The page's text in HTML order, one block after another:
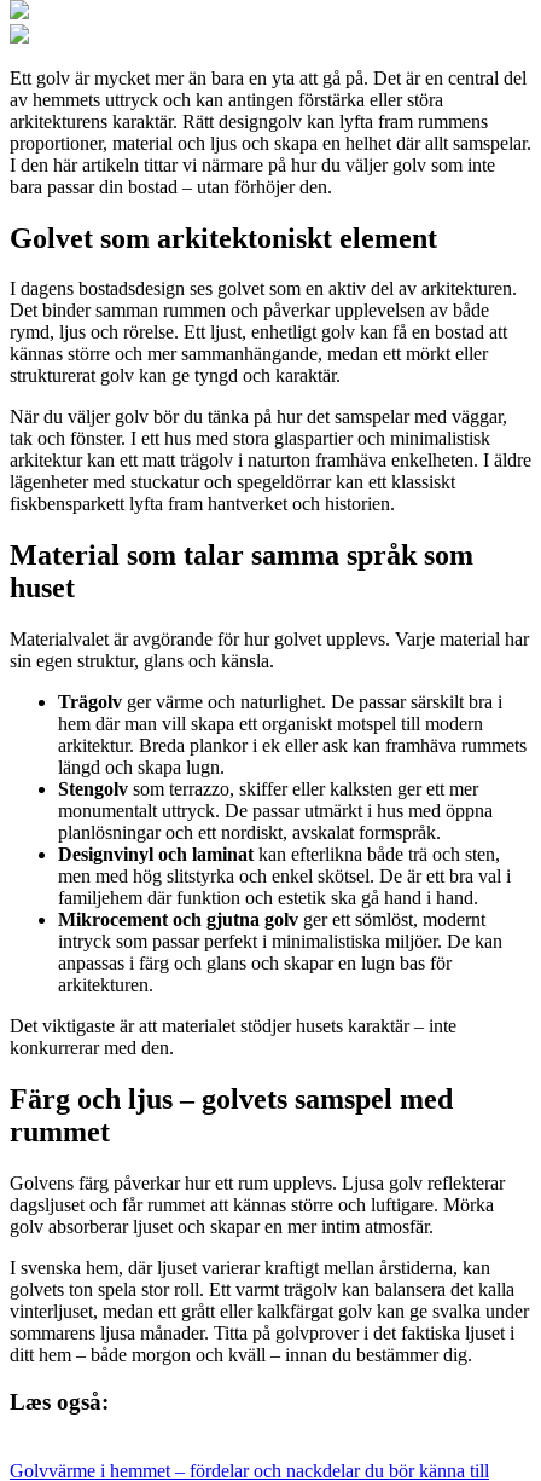
Ett golv är mycket mer än bara en yta att gå på. Det är en central del
av hemmets uttryck och kan antingen förstärka eller störa
arkitekturens karaktär. Rätt designgolv kan lyfta fram rummens
proportioner, material och ljus och skapa en helhet där allt samspelar.
I den här artikeln tittar vi närmare på hur du väljer golv som inte
bara passar din bostad – utan förhöjer den.
Golvet som arkitektoniskt element
I dagens bostadsdesign ses golvet som en aktiv del av arkitekturen.
Det binder samman rummen och påverkar upplevelsen av både
rymd, ljus och rörelse. Ett ljust, enhetligt golv kan få en bostad att
kännas större och mer sammanhängande, medan ett mörkt eller
strukturerat golv kan ge tyngd och karaktär.
När du väljer golv bör du tänka på hur det samspelar med väggar,
tak och fönster. I ett hus med stora glaspartier och minimalistisk
arkitektur kan ett matt trägolv i naturton framhäva enkelheten. I äldre
lägenheter med stuckatur och spegeldörrar kan ett klassiskt
fiskbensparkett lyfta fram hantverket och historien.
Material som talar samma språk som
huset
Materialvalet är avgörande för hur golvet upplevs. Varje material har
sin egen struktur, glans och känsla.
Trägolv ger värme och naturlighet. De passar särskilt bra i
hem där man vill skapa ett organiskt motspel till modern
arkitektur. Breda plankor i ek eller ask kan framhäva rummets
längd och skapa lugn.
Stengolv som terrazzo, skiffer eller kalksten ger ett mer
monumentalt uttryck. De passar utmärkt i hus med öppna
planlösningar och ett nordiskt, avskalat formspråk.
Designvinyl och laminat kan efterlikna både trä och sten,
men med hög slitstyrka och enkel skötsel. De är ett bra val i
familjehem där funktion och estetik ska gå hand i hand.
Mikrocement och gjutna golv ger ett sömlöst, modernt
intryck som passar perfekt i minimalistiska miljöer. De kan
anpassas i färg och glans och skapar en lugn bas för
arkitekturen.
Det viktigaste är att materialet stödjer husets karaktär – inte
konkurrerar med den.
Färg och ljus – golvets samspel med
rummet
Golvens färg påverkar hur ett rum upplevs. Ljusa golv reflekterar
dagsljuset och får rummet att kännas större och luftigare. Mörka
golv absorberar ljuset och skapar en mer intim atmosfär.
I svenska hem, där ljuset varierar kraftigt mellan årstiderna, kan
golvets ton spela stor roll. Ett varmt trägolv kan balansera det kalla
vinterljuset, medan ett grått eller kalkfärgat golv kan ge svalka under
sommarens ljusa månader. Titta på golvprover i det faktiska ljuset i
ditt hem – både morgon och kväll – innan du bestämmer dig.
Læs også:
Golvvärme i hemmet – fördelar och nackdelar du bör känna till